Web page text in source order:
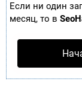
Если ни один
месяц, то в